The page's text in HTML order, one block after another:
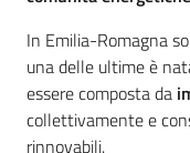
In Emilia-Romagna
una delle ultime è
essere composta da
collettivamente e
rinnovabili.